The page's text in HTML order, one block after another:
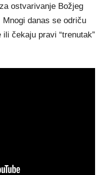
ostvarivanje Božjeg
danas se odriču
čekaju pravi “trenutak”